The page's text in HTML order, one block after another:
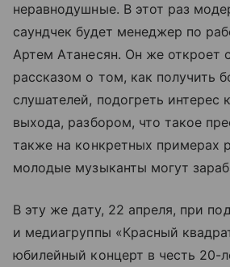
неравнодушные. В этот раз
саундчек будет менеджер по
Артем Атанесян. Он же откроет
рассказом о том, как получить
слушателей, подогреть интерес
выхода, разбором, что такое
также на конкретных примерах
молодые музыканты могут
В эту же дату, 22 апреля, при
и медиагруппы «Красный
юбилейный концерт в честь 20-